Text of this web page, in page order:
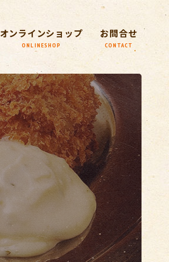
オンラインショップ
ONLINESHOP
お問合せ
CONTACT